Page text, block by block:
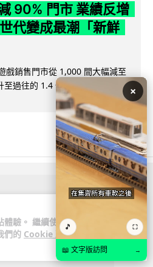
體驗。 繼續使用
們的 Cookie 政
90% 門市 業績反增
代變成最潮「新鮮
戲銷售門市從 1,000 間大幅減至
過往的 1.4 倍。做到「減店增
×
🎵 ⛶
📖 文字版訪問 →